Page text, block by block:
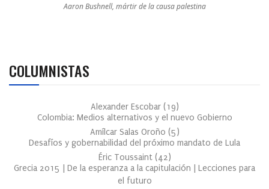
Aaron Bushnell, mártir de la causa palestina
COLUMNISTAS
Alexander Escobar (19)
Colombia: Medios alternativos y el nuevo Gobierno
Amílcar Salas Oroño (5)
Desafíos y gobernabilidad del próximo mandato de Lula
Éric Toussaint (42)
Grecia 2015 | De la esperanza a la capitulación | Lecciones para
el futuro